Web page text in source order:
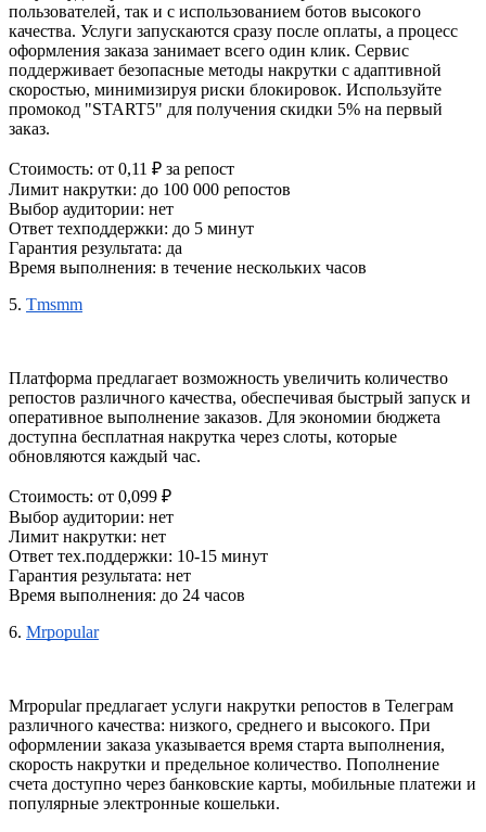
пользователей, так и с использованием ботов высокого
качества. Услуги запускаются сразу после оплаты, а процесс
оформления заказа занимает всего один клик. Сервис
поддерживает безопасные методы накрутки с адаптивной
скоростью, минимизируя риски блокировок. Используйте
промокод "START5" для получения скидки 5% на первый
заказ.
Стоимость: от 0,11 ₽ за репост
Лимит накрутки: до 100 000 репостов
Выбор аудитории: нет
Ответ техподдержки: до 5 минут
Гарантия результата: да
Время выполнения: в течение нескольких часов
5. Tmsmm
Платформа предлагает возможность увеличить количество
репостов различного качества, обеспечивая быстрый запуск и
оперативное выполнение заказов. Для экономии бюджета
доступна бесплатная накрутка через слоты, которые
обновляются каждый час.
Стоимость: от 0,099 ₽
Выбор аудитории: нет
Лимит накрутки: нет
Ответ тех.поддержки: 10-15 минут
Гарантия результата: нет
Время выполнения: до 24 часов
6. Mrpopular
Mrpopular предлагает услуги накрутки репостов в Телеграм
различного качества: низкого, среднего и высокого. При
оформлении заказа указывается время старта выполнения,
скорость накрутки и предельное количество. Пополнение
счета доступно через банковские карты, мобильные платежи и
популярные электронные кошельки.